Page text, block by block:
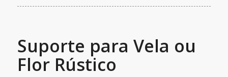
Suporte para Vela ou
Flor Rústico